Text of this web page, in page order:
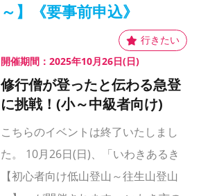
～】《要事前申込》
開催期間：2025年10月26日(日)
修行僧が登ったと伝わる急登
に挑戦！(小～中級者向け)
こちらのイベントは終了いたしまし
た。 10月26日(日)、「いわきあるき
【初心者向け低山登山～往生山登山